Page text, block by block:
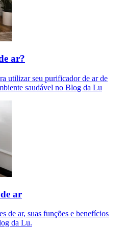
ar?
utilizar seu purificador de ar de
saudável no Blog da Lu
ar​
de ar, suas funções e benefícios
da Lu.